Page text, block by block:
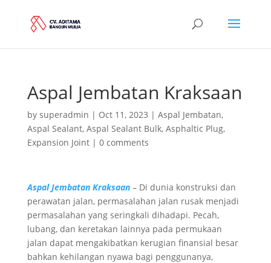
Aspal Jembatan Kraksaan
by superadmin | Oct 11, 2023 | Aspal Jembatan,
Aspal Sealant, Aspal Sealant Bulk, Asphaltic Plug,
Expansion Joint| 0 comments
Aspal Jembatan Kraksaan– Di dunia konstruksi dan
perawatan jalan, permasalahan jalan rusak menjadi
permasalahan yang seringkali dihadapi. Pecah,
lubang, dan keretakan lainnya pada permukaan
jalan dapat mengakibatkan kerugian finansial besar
bahkan kehilangan nyawa bagi penggunanya,